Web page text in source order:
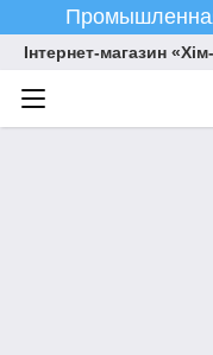
Інтернет-магазин